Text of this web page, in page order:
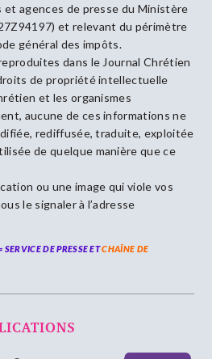
agences de presse du Ministère
et relevant du périmètre
général des impôts.
dans le Journal Chrétien
de propriété intellectuelle
et les organismes
aucune de ces informations ne
rediffusée, traduite, exploitée
de quelque manière que ce
ou une image qui viole vos
le signaler à l’adresse
SERVICE DE PRESSE ETCHAÎNE DE